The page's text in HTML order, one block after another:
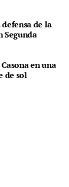
de la
Segunda
en una
de sol